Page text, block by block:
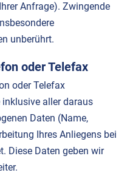
Anfrage). Zwingende
unberührt.
oder Telefax
oder Telefax
aller daraus
Daten (Name,
Ihres Anliegens bei
Diese Daten geben wir